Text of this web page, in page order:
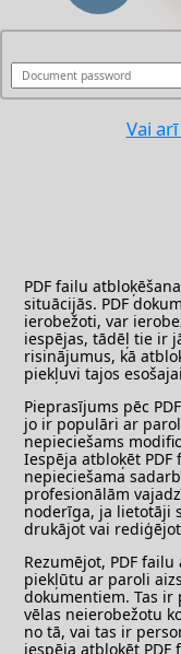
Vai
PDF failu
situācijās. PDF
ierobežoti, var
iespējas, tādēļ tie ir
risinājumus, kā
piekļuvi tajos
Pieprasījums pēc
jo ir populāri ar
nepieciešams
Iespēja atbloķēt
nepieciešama
profesionālām
noderīga, ja lietotāji
drukājot vai
Rezumējot, PDF
piekļūtu ar paroli
dokumentiem. Tas
vēlas neierobežotu
no tā, vai tas ir
iespēja atbloķēt